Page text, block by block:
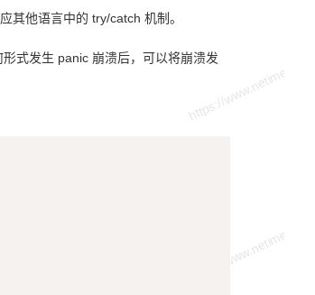
其他语言中的 try/catch 机制。
式发生 panic 崩溃后，可以将崩溃发